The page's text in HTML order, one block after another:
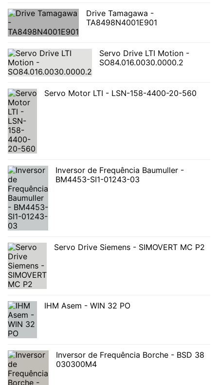
Drive Tamagawa -
TA8498N4001E901
Servo Drive LTI Motion -
SO84.016.0030.0000.2
Servo Motor LTI - LSN-158-4400-20-560
Inversor de Frequência Baumuller -
BM4453-SI1-01243-03
Servo Drive Siemens - SIMOVERT MC P2
IHM Asem - WIN 32 PO
Inversor de Frequência Borche - BSD 38
030300M4